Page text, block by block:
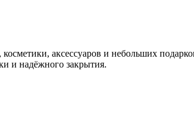
аксессуаров и небольших
и надёжного закрытия.